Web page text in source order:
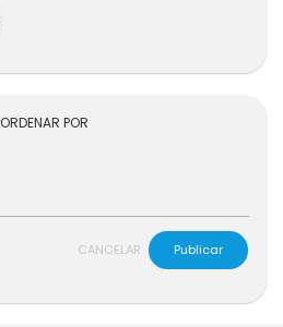
ORDENAR POR
CANCELAR Publicar